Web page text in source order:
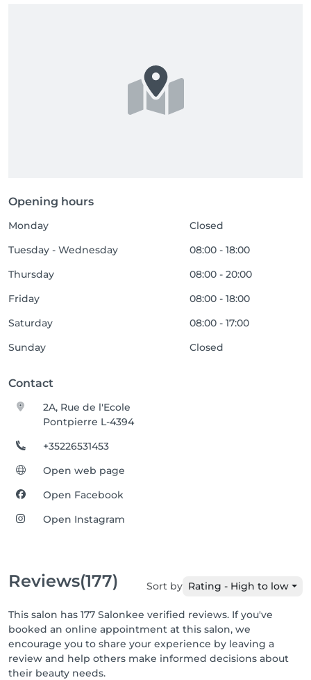
Opening hours
Monday
Closed
Tuesday - Wednesday
08:00 - 18:00
Thursday
08:00 - 20:00
Friday
08:00 - 18:00
Saturday
08:00 - 17:00
Sunday
Closed
Contact
2A, Rue de l'Ecole
Pontpierre L-4394
+35226531453
Open web page
Open Facebook
Open Instagram
Reviews(177) Sort by Rating - High to low
This salon has 177 Salonkee verified reviews. If you've
booked an online appointment at this salon, we
encourage you to share your experience by leaving a
review and help others make informed decisions about
their beauty needs.